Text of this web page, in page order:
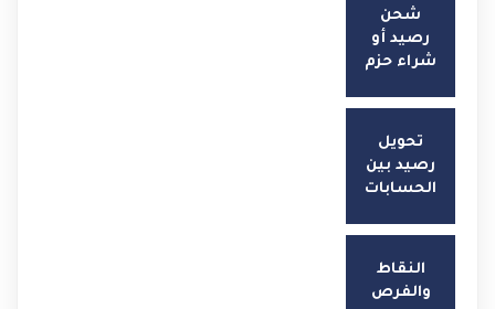
شحن
رصيد أو
شراء حزم
تحويل
رصيد بين
الحسابات
النقاط
والفرص